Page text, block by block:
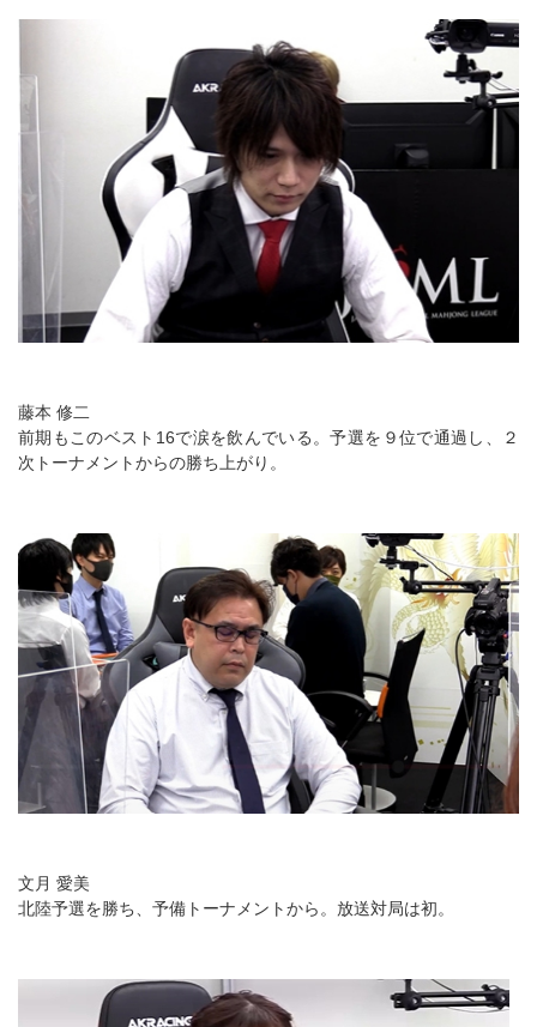
藤本 修二
前期もこのベスト16で涙を飲んでいる。予選を９位で通過し、２
次トーナメントからの勝ち上がり。
文月 愛美
北陸予選を勝ち、予備トーナメントから。放送対局は初。